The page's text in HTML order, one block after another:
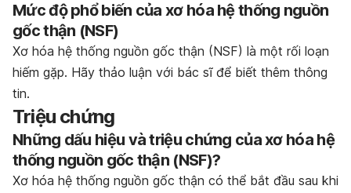
Mức độ phổ biến của xơ hóa hệ thống nguồn
gốc thận (NSF)
Xơ hóa hệ thống nguồn gốc thận (NSF) là một rối loạn
hiếm gặp. Hãy thảo luận với bác sĩ để biết thêm thông
tin.
Triệu chứng
Những dấu hiệu và triệu chứng của xơ hóa hệ
thống nguồn gốc thận (NSF)?
Xơ hóa hệ thống nguồn gốc thận có thể bắt đầu sau khi